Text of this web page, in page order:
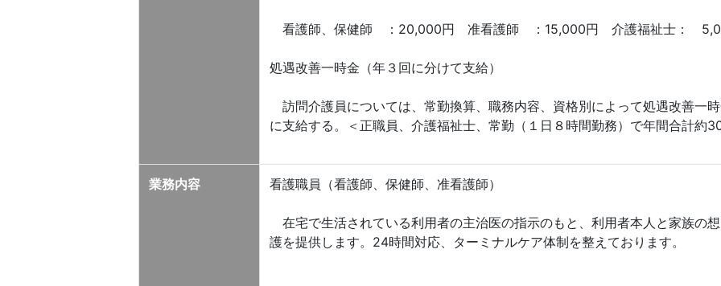
看護師、保健師 ：20,000円 准看護師 ：15,000円 介護福祉士：
処遇改善一時金（年３回に分けて支給）
訪問介護員については、常勤換算、職務内容、資格別によって処遇改善一
に支給する。＜正職員、介護福祉士、常勤（１日８時間勤務）で年間合計約
業務内容 看護職員（看護師、保健師、准看護師）
在宅で生活されている利用者の主治医の指示のもと、利用者本人と家族の
護を提供します。24時間対応、ターミナルケア体制を整えております。